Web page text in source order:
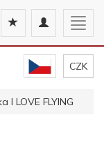
Toggle
navigation
CZK
I LOVE FLYING